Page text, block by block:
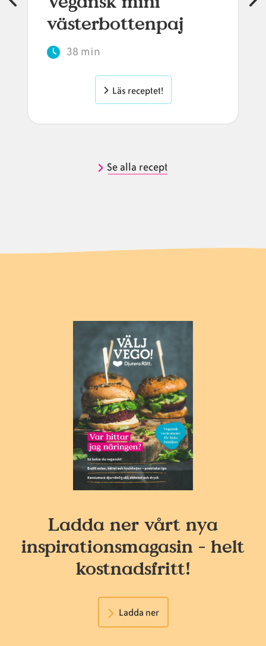
västerbottenpaj
38 min
Läs receptet!
Se alla recept
Ladda ner vårt nya
inspirationsmagasin - helt
kostnadsfritt!
Ladda ner